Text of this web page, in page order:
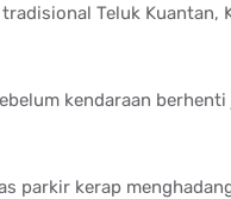
Teluk Kuantan,
kendaraan
parkir kerap